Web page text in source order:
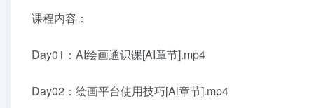
课程内容：
Day01：AI绘画通识课[AI章节].mp4
Day02：绘画平台使用技巧[Al章节].mp4